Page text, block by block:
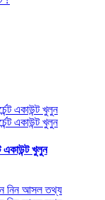
একাউন্ট খুলুন